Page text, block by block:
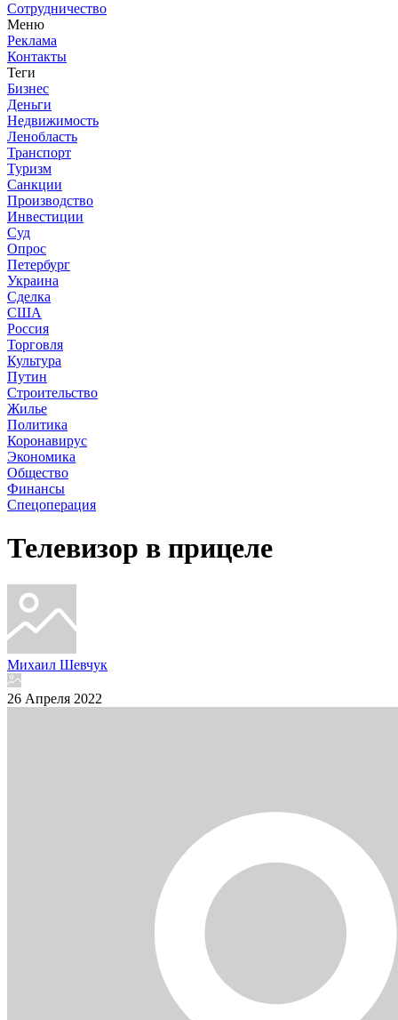
Сотрудничество
Меню
Реклама
Контакты
Теги
Бизнес
Деньги
Недвижимость
Ленобласть
Транспорт
Туризм
Санкции
Производство
Инвестиции
Суд
Опрос
Петербург
Украина
Сделка
США
Россия
Торговля
Культура
Путин
Строительство
Жилье
Политика
Коронавирус
Экономика
Общество
Финансы
Спецоперация
Телевизор в прицеле
Михаил Шевчук
26 Апреля 2022